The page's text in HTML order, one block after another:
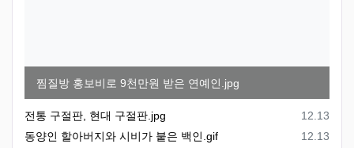
찜질방 홍보비로 9천만원 받은 연예인.jpg
등록일
12.13
전통 구절판, 현대 구절판.jpg
등록일
12.13
동양인 할아버지와 시비가 붙은 백인.gif